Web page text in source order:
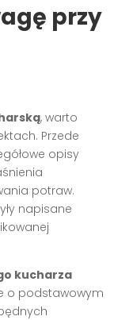
przy
, warto
Przede
opisy
potraw.
napisane
kucharza
o podstawowym